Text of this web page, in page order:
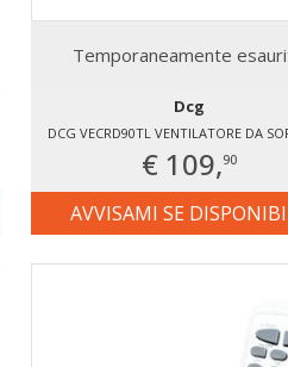
Temporaneamente
Dcg
DCG VECRD90TL VENTILATORE DA
€ 109,90
AVVISAMI SE